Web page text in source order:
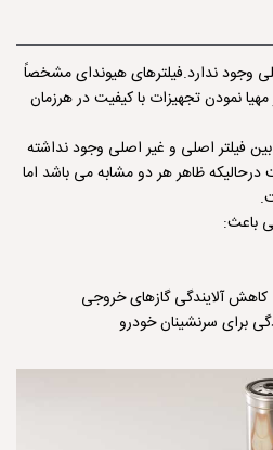
وجود ندارد.فیلترهای هیوندای مشخصاً
نمودن تجهیزات با كیفیت در هرزمان
فیلتر اصلی و غیر اصلی وجود نداشته
ظاهر هر دو مشابه می باشد اما
باعث:
آلایندگی گازهای خروجی
برای سرنشینان خودرو